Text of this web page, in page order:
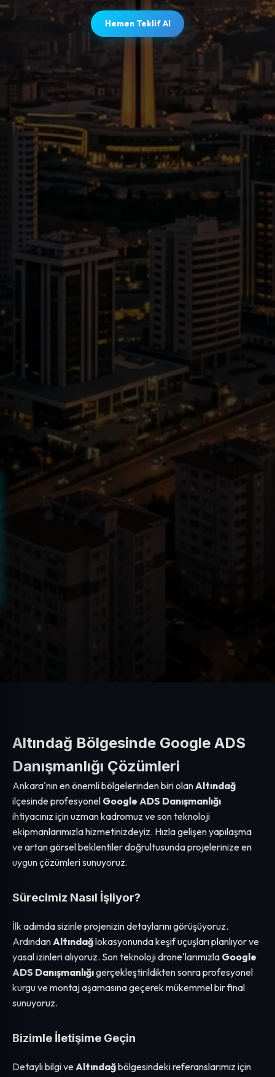
Hemen Teklif Al
Altındağ Bölgesinde Google ADS
Danışmanlığı Çözümleri
Ankara'nın en önemli bölgelerinden biri olanAltındağ
ilçesinde profesyonel Google ADS Danışmanlığı
ihtiyacınız için uzman kadromuz ve son teknoloji
ekipmanlarımızla hizmetinizdeyiz. Hızla gelişen yapılaşma
ve artan görsel beklentiler doğrultusunda projelerinize en
uygun çözümleri sunuyoruz.
Sürecimiz Nasıl İşliyor?
İlk adımda sizinle projenizin detaylarını görüşüyoruz.
ArdındanAltındağlokasyonunda keşif uçuşları planlıyor ve
yasal izinleri alıyoruz. Son teknoloji drone'larımızla Google
ADS Danışmanlığıgerçekleştirildikten sonra profesyonel
kurgu ve montaj aşamasına geçerek mükemmel bir final
sunuyoruz.
Bizimle İletişime Geçin
Detaylı bilgi veAltındağbölgesindeki referanslarımız için